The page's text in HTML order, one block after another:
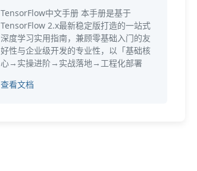
TensorFlow中文手册 本手册是基于
TensorFlow 2.x最新稳定版打造的一站式
深度学习实用指南，兼顾零基础入门的友
好性与企业级开发的专业性，以「基础核
心→实操进阶→实战落地→工程化部署
查看文档